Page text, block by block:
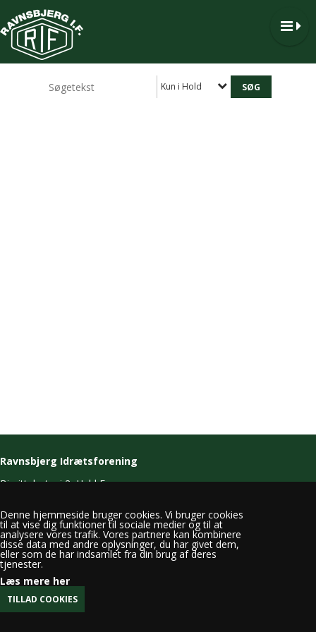
Kun i Hold
Ravnsbjerg Idrætsforening
Birgittelystvej 2, Hald Ege
T. 21 43 31 11
E. info@ravnsbjerg-if.dk
CVR 31717175
Denne hjemmeside bruger cookies. Vi bruger cookies
til at vise dig funktioner til sociale medier og til at
analysere vores trafik. Vores partnere kan kombinere
disse data med andre oplysninger, du har givet dem,
eller som de har indsamlet fra din brug af deres
tjenester.
Læs mere her